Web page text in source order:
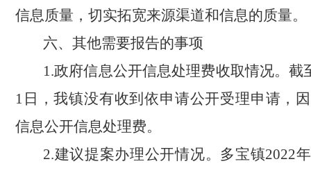
信息质量，切实拓宽来源渠道和信息的质量。
六、 其他需要报告的事项
1.政府信息公开信息处理费收取情况。截
1日，我镇没有收到依申请公开受理申请，
信息公开信息处理费。
2.建议提案办理公开情况。多宝镇2022